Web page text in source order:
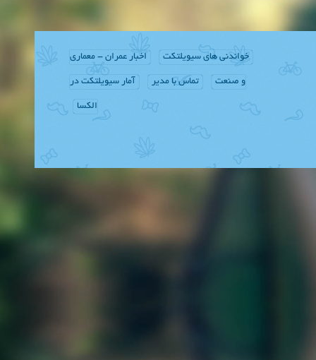
خواندنی های سیویلتکت اخبار عمران - معماری
و صنعت تماس با مدیر آمار سیویلتکت در
الکسا